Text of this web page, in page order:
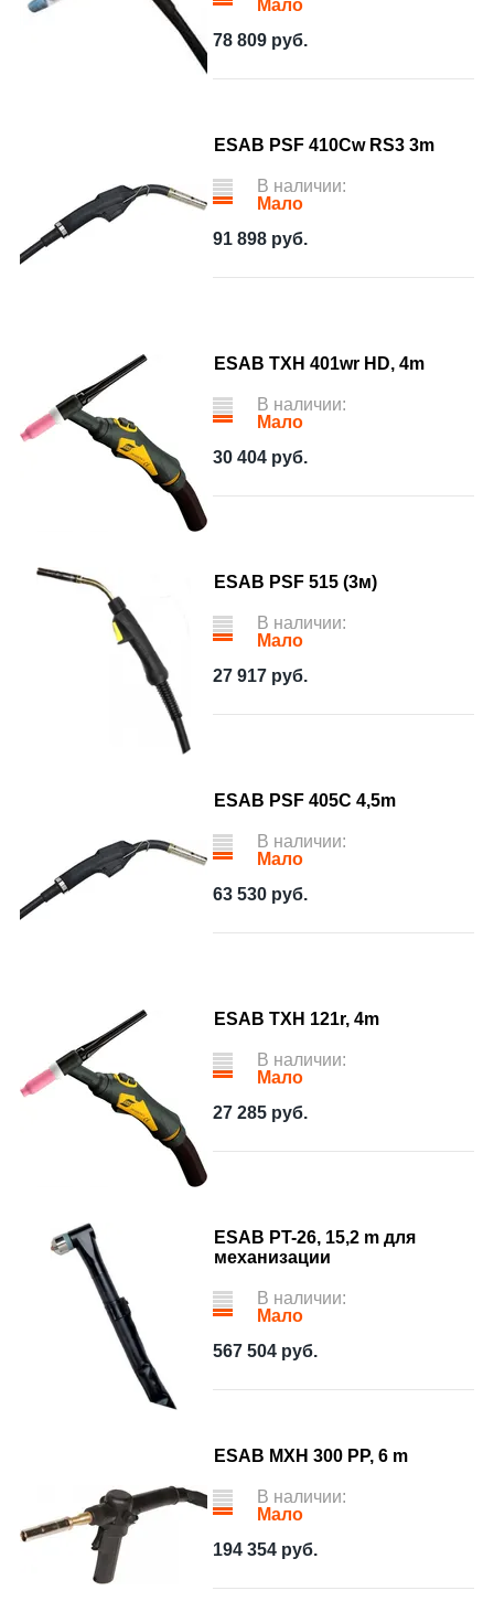
Мало
78 809 руб.
ESAB PSF 410Cw RS3 3m
В наличии:
Мало
91 898 руб.
ESAB TXH 401wr HD, 4m
В наличии:
Мало
30 404 руб.
ESAB PSF 515 (3м)
В наличии:
Мало
27 917 руб.
ESAB PSF 405С 4,5m
В наличии:
Мало
63 530 руб.
ESAB TXH 121r, 4m
В наличии:
Мало
27 285 руб.
ESAB PT-26, 15,2 m для
механизации
В наличии:
Мало
567 504 руб.
ESAB MXH 300 PP, 6 m
В наличии:
Мало
194 354 руб.